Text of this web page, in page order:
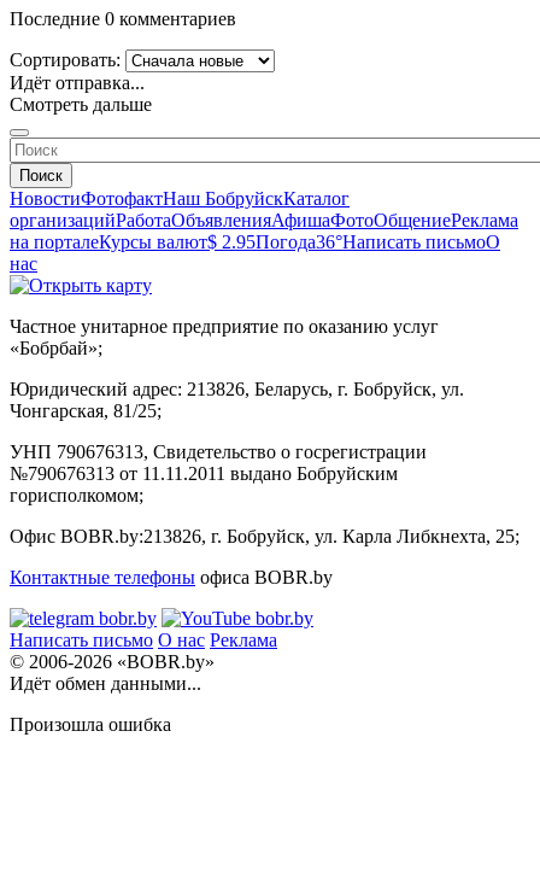
Последние 0 комментариев
Сортировать:
Идёт отправка...
Смотреть дальше
Поиск
НовостиФотофактНаш БобруйскКаталог
организацийРаботаОбъявленияАфишаФотоОбщениеРеклама
на порталеКурсы валют$ 2.95Погода36°Написать письмоО
нас
Частное унитарное предприятие по оказанию услуг
«Бобрбай»;
Юридический адрес: 213826, Беларусь, г. Бобруйск, ул.
Чонгарская, 81/25;
УНП 790676313, Свидетельство о госрегистрации
№790676313 от 11.11.2011 выдано Бобруйским
горисполкомом;
Офис BOBR.by:213826, г. Бобруйск, ул. Карла Либкнехта, 25;
Контактные телефоны офиса BOBR.by
Написать письмо О нас Реклама
© 2006-2026 «BOBR.by»
Идёт обмен данными...
Произошла ошибка